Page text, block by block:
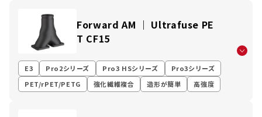
Forward AM ｜ Ultrafuse PE
T CF15
E3 Pro2シリーズ Pro3 HSシリーズ
Pro3シリーズ
PET/rPET/PETG
強化繊維複合 造形が簡単 高強度